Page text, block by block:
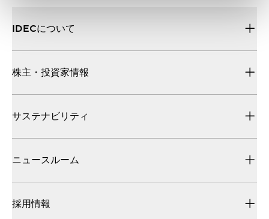
IDECについて
株主・投資家情報
サステナビリティ
ニュースルーム
採用情報